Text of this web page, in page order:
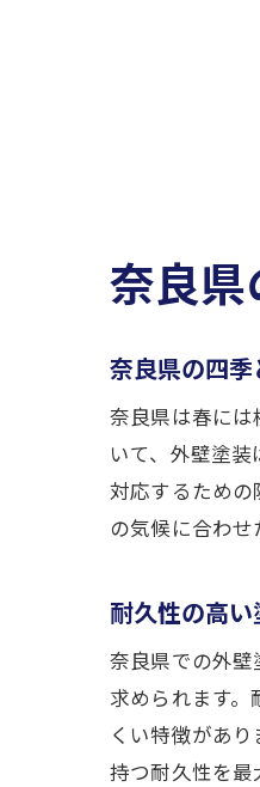
奈良
奈良県の四
奈良県は春に
いて、外壁塗
対応するため
の気候に合わ
耐久性の高
奈良県での外
求められます
くい特徴があ
持つ耐久性を最